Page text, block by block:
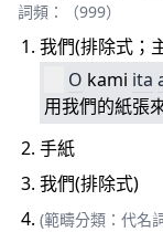
詞頻：（999）
我們(排除式；
O kami ita
用我們的紙張
手紙
我們(排除式)
(範疇分類：代名